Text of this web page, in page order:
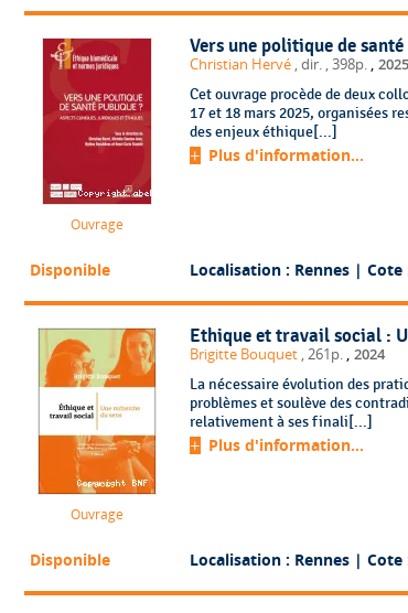
Ouvrage
Vers une politique de
Christian Hervé , dir. , 398p. , 2025
Cet ouvrage procède de deux
17 et 18 mars 2025, organisées
des enjeux éthique[...]
Plus d'information...
Disponible Localisation : Rennes | Cote
Ouvrage
Ethique et travail social :
Brigitte Bouquet , 261p. , 2024
La nécessaire évolution des
problèmes et soulève des
relativement à ses finali[...]
Plus d'information...
Disponible Localisation : Rennes | Cote